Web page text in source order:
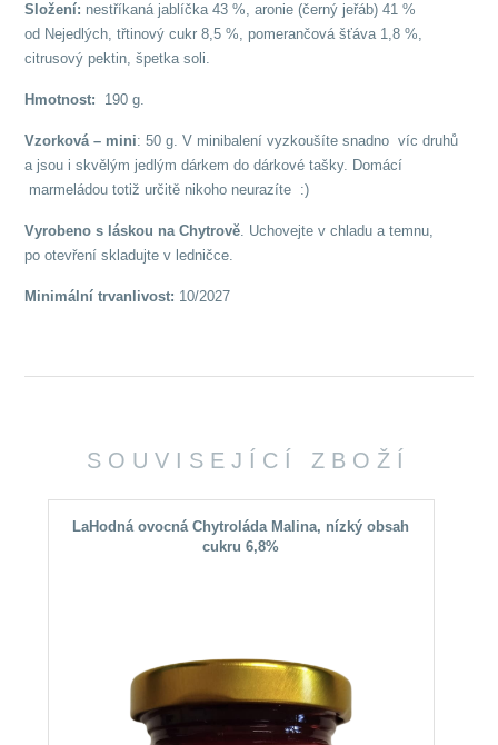
Složení: nestříkaná jablíčka 43 %, aronie (černý jeřáb) 41 %
od Nejedlých, třtinový cukr 8,5 %, pomerančová šťáva 1,8 %,
citrusový pektin, špetka soli.
Hmotnost: 190 g.
Vzorková – mini: 50 g. V minibalení vyzkoušíte snadno víc druhů
a jsou i skvělým jedlým dárkem do dárkové tašky. Domácí
marmeládou totiž určitě nikoho neurazíte :)
Vyrobeno s láskou na Chytrově. Uchovejte v chladu a temnu,
po otevření skladujte v ledničce.
Minimální trvanlivost: 10/2027
SOUVISEJÍCÍ ZBOŽÍ
LaHodná ovocná Chytroláda Malina, nízký obsah
cukru 6,8%